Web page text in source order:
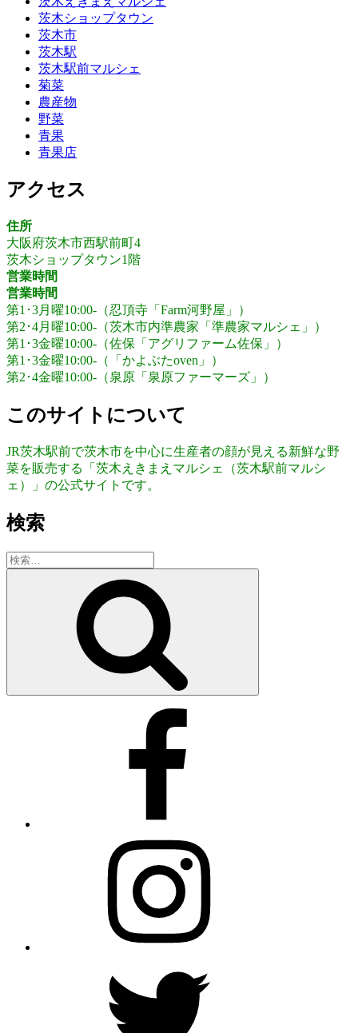
茨木ショップタウン
茨木市
茨木駅
茨木駅前マルシェ
菊菜
農産物
野菜
青果
青果店
アクセス
住所
大阪府茨木市西駅前町4
茨木ショップタウン1階
営業時間
営業時間
第1･3月曜10:00-（忍頂寺「Farm河野屋」）
第2･4月曜10:00-（茨木市内準農家「準農家マルシェ」）
第1･3金曜10:00-（佐保「アグリファーム佐保」）
第1･3金曜10:00-（「かよぶたoven」）
第2･4金曜10:00-（泉原「泉原ファーマーズ」）
このサイトについて
JR茨木駅前で茨木市を中心に生産者の顔が見える新鮮な野
菜を販売する「茨木えきまえマルシェ（茨木駅前マルシ
ェ）」の公式サイトです。
検索
検
索: